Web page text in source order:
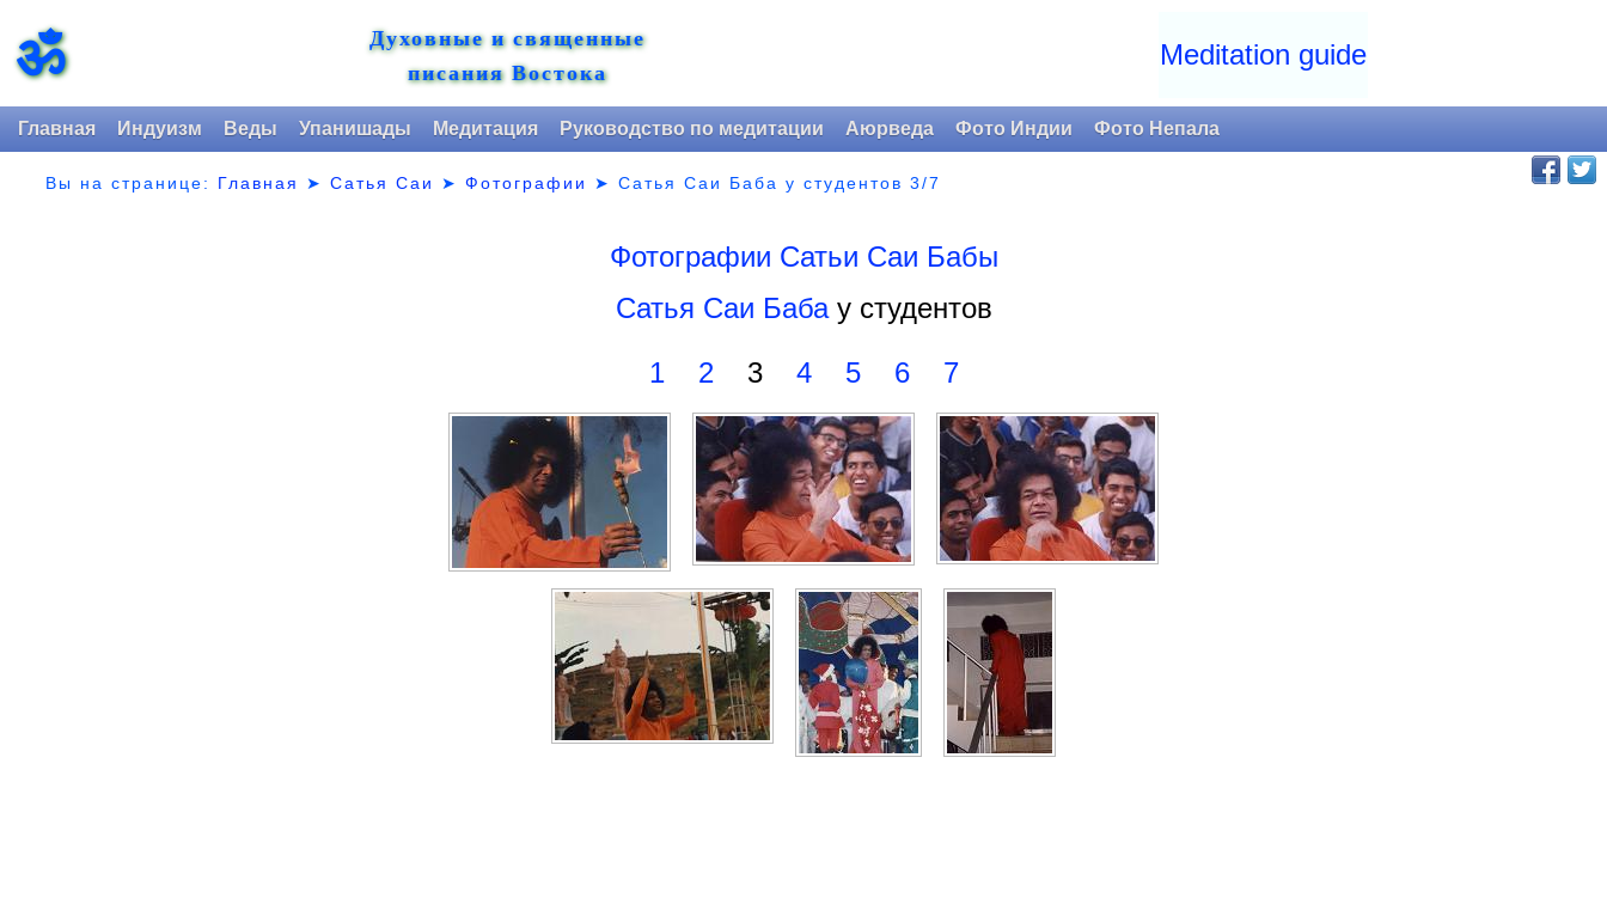
ॐ
Духовные и священные
писания Востока
Meditation guide
Главная Индуизм Веды Упанишады Медитация Руководство по медитации Аюрведа Фото Индии Фото Непала
Вы на странице: Главная ➤Сатья Саи ➤Фотографии ➤Сатья Саи Баба у студентов 3/7
Фотографии Сатьи Саи Бабы
Сатья Саи Бабау студентов
1
23 4 5 6 7